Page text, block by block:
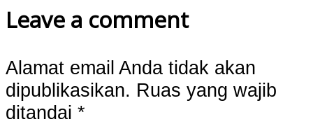
Leave a comment
Alamat email Anda tidak akan
dipublikasikan. Ruas yang wajib
ditandai *